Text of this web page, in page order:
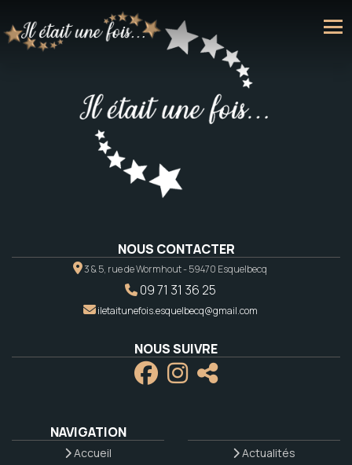
NOUS CONTACTER
3 & 5, rue de Wormhout - 59470 Esquelbecq
09 71 31 36 25
iletaitunefois.esquelbecq@gmail.com
NOUS SUIVRE
NAVIGATION
Accueil
Actualités